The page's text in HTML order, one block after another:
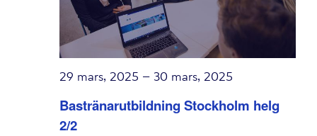
Bastränarutbildning Stockholm helg
2/2
29 mars, 2025 – 30 mars, 2025